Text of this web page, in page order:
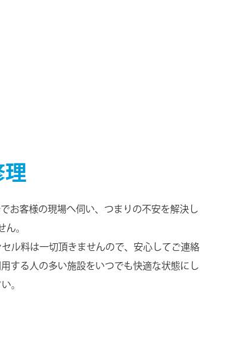
理
お客様の現場へ伺い、つまりの不安を解決し
ん。
ル料は一切頂きませんので、安心してご連絡
する人の多い施設をいつでも快適な状態にし
。